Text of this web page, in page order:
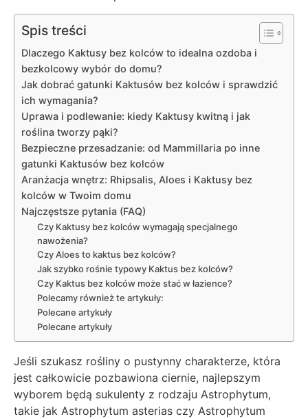
Spis treści
Dlaczego Kaktusy bez kolców to idealna ozdoba i
bezkolcowy wybór do domu?
Jak dobrać gatunki Kaktusów bez kolców i sprawdzić
ich wymagania?
Uprawa i podlewanie: kiedy Kaktusy kwitną i jak
roślina tworzy pąki?
Bezpieczne przesadzanie: od Mammillaria po inne
gatunki Kaktusów bez kolców
Aranżacja wnętrz: Rhipsalis, Aloes i Kaktusy bez
kolców w Twoim domu
Najczęstsze pytania (FAQ)
Czy Kaktusy bez kolców wymagają specjalnego
nawożenia?
Czy Aloes to kaktus bez kolców?
Jak szybko rośnie typowy Kaktus bez kolców?
Czy Kaktus bez kolców może stać w łazience?
Polecamy również te artykuły:
Polecane artykuły
Polecane artykuły
Jeśli szukasz rośliny o pustynny charakterze, która
jest całkowicie pozbawiona ciernie, najlepszym
wyborem będą sukulenty z rodzaju Astrophytum,
takie jak Astrophytum asterias czy Astrophytum